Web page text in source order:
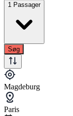
1 Passager
Søg
Magdeburg
Paris